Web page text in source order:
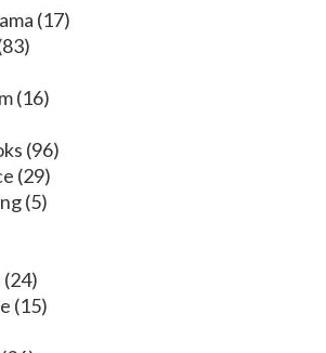
(17)
(16)
(96)
(29)
(5)
(24)
(15)